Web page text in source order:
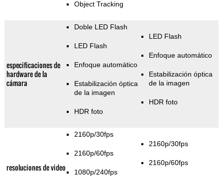
Object Tracking
especificaciones de
hardware de la
cámara
Doble LED Flash
LED Flash
Enfoque automático
Estabilización óptica
de la imagen
HDR foto
LED Flash
Enfoque automático
Estabilización óptica
de la imagen
HDR foto
resoluciones de video
2160p/30fps
2160p/60fps
1080p/240fps
2160p/30fps
2160p/60fps